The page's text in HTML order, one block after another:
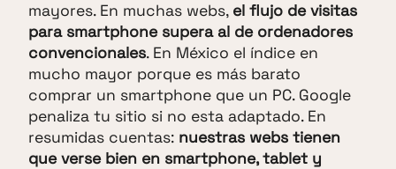
mayores. En muchas webs, el flujo de visitas
para smartphone supera al de ordenadores
convencionales. En México el índice en
mucho mayor porque es más barato
comprar un smartphone que un PC. Google
penaliza tu sitio si no esta adaptado. En
resumidas cuentas: nuestras webs tienen
que verse bien en smartphone, tablet y